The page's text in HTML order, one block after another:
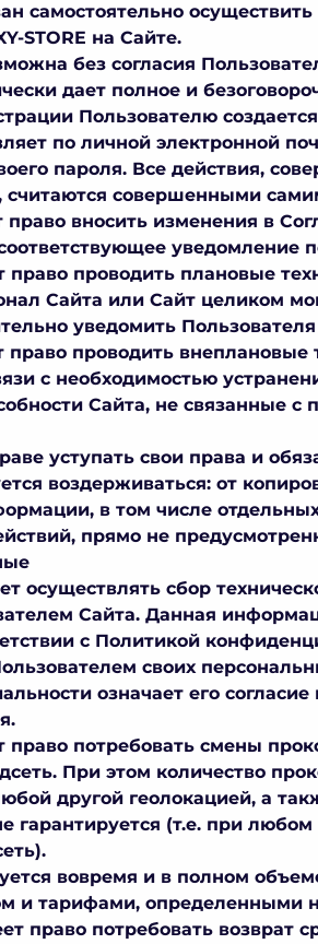
самостоятельно
STORE на Сайте.
без согласия
дает полное и
Пользователю
по личной электронной
пароля. Все действия,
считаются совершенными
право вносить изменения в
уведомление
право проводить плановые
Сайта или Сайт целиком
уведомить
право проводить
с необходимостью
Сайта, не связанные
уступать свои права и
воздерживаться: от
в том числе
прямо не
осуществлять сбор
Сайта. Данная
с Политикой
своих
означает его согласие
право потребовать смены
При этом количество
другой геолокацией, а
гарантируется (т.е. при
вовремя и в полном
и тарифами, определенными
право потребовать возврат